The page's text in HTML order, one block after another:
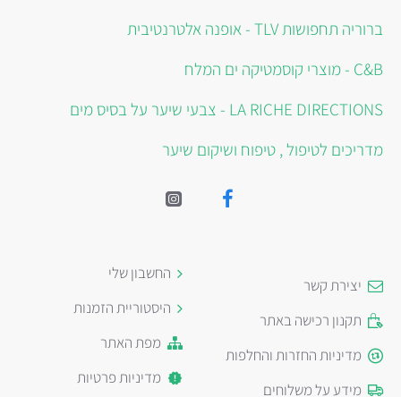
ברוריה תחפושות TLV - אופנה אלטרנטיבית
C&B - מוצרי קוסמטיקה ים המלח
LA RICHE DIRECTIONS - צבעי שיער על בסיס מים
מדריכים לטיפול , טיפוח ושיקום שיער
יצירת קשר
תקנון רכישה באתר
מדיניות החזרות והחלפות
מידע על משלוחים
החשבון שלי
היסטוריית הזמנות
מפת האתר
מדיניות פרטיות